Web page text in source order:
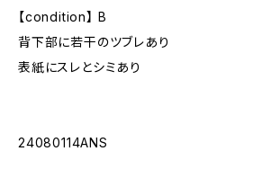
【condition】 B
背下部に若干のツブレあり
表紙にスレとシミあり
24080114ANS